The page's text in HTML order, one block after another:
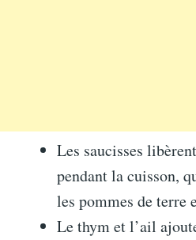
Les saucisses
pendant la cuisson,
les pommes de terre
Le thym et l’ail